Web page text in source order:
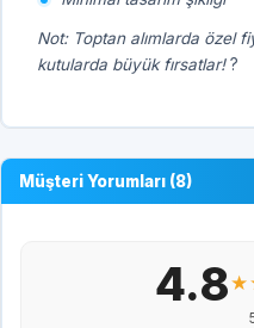
Not: Toptan alımlarda özel
kutularda büyük fırsatlar!?
Müşteri Yorumları (8)
4.8